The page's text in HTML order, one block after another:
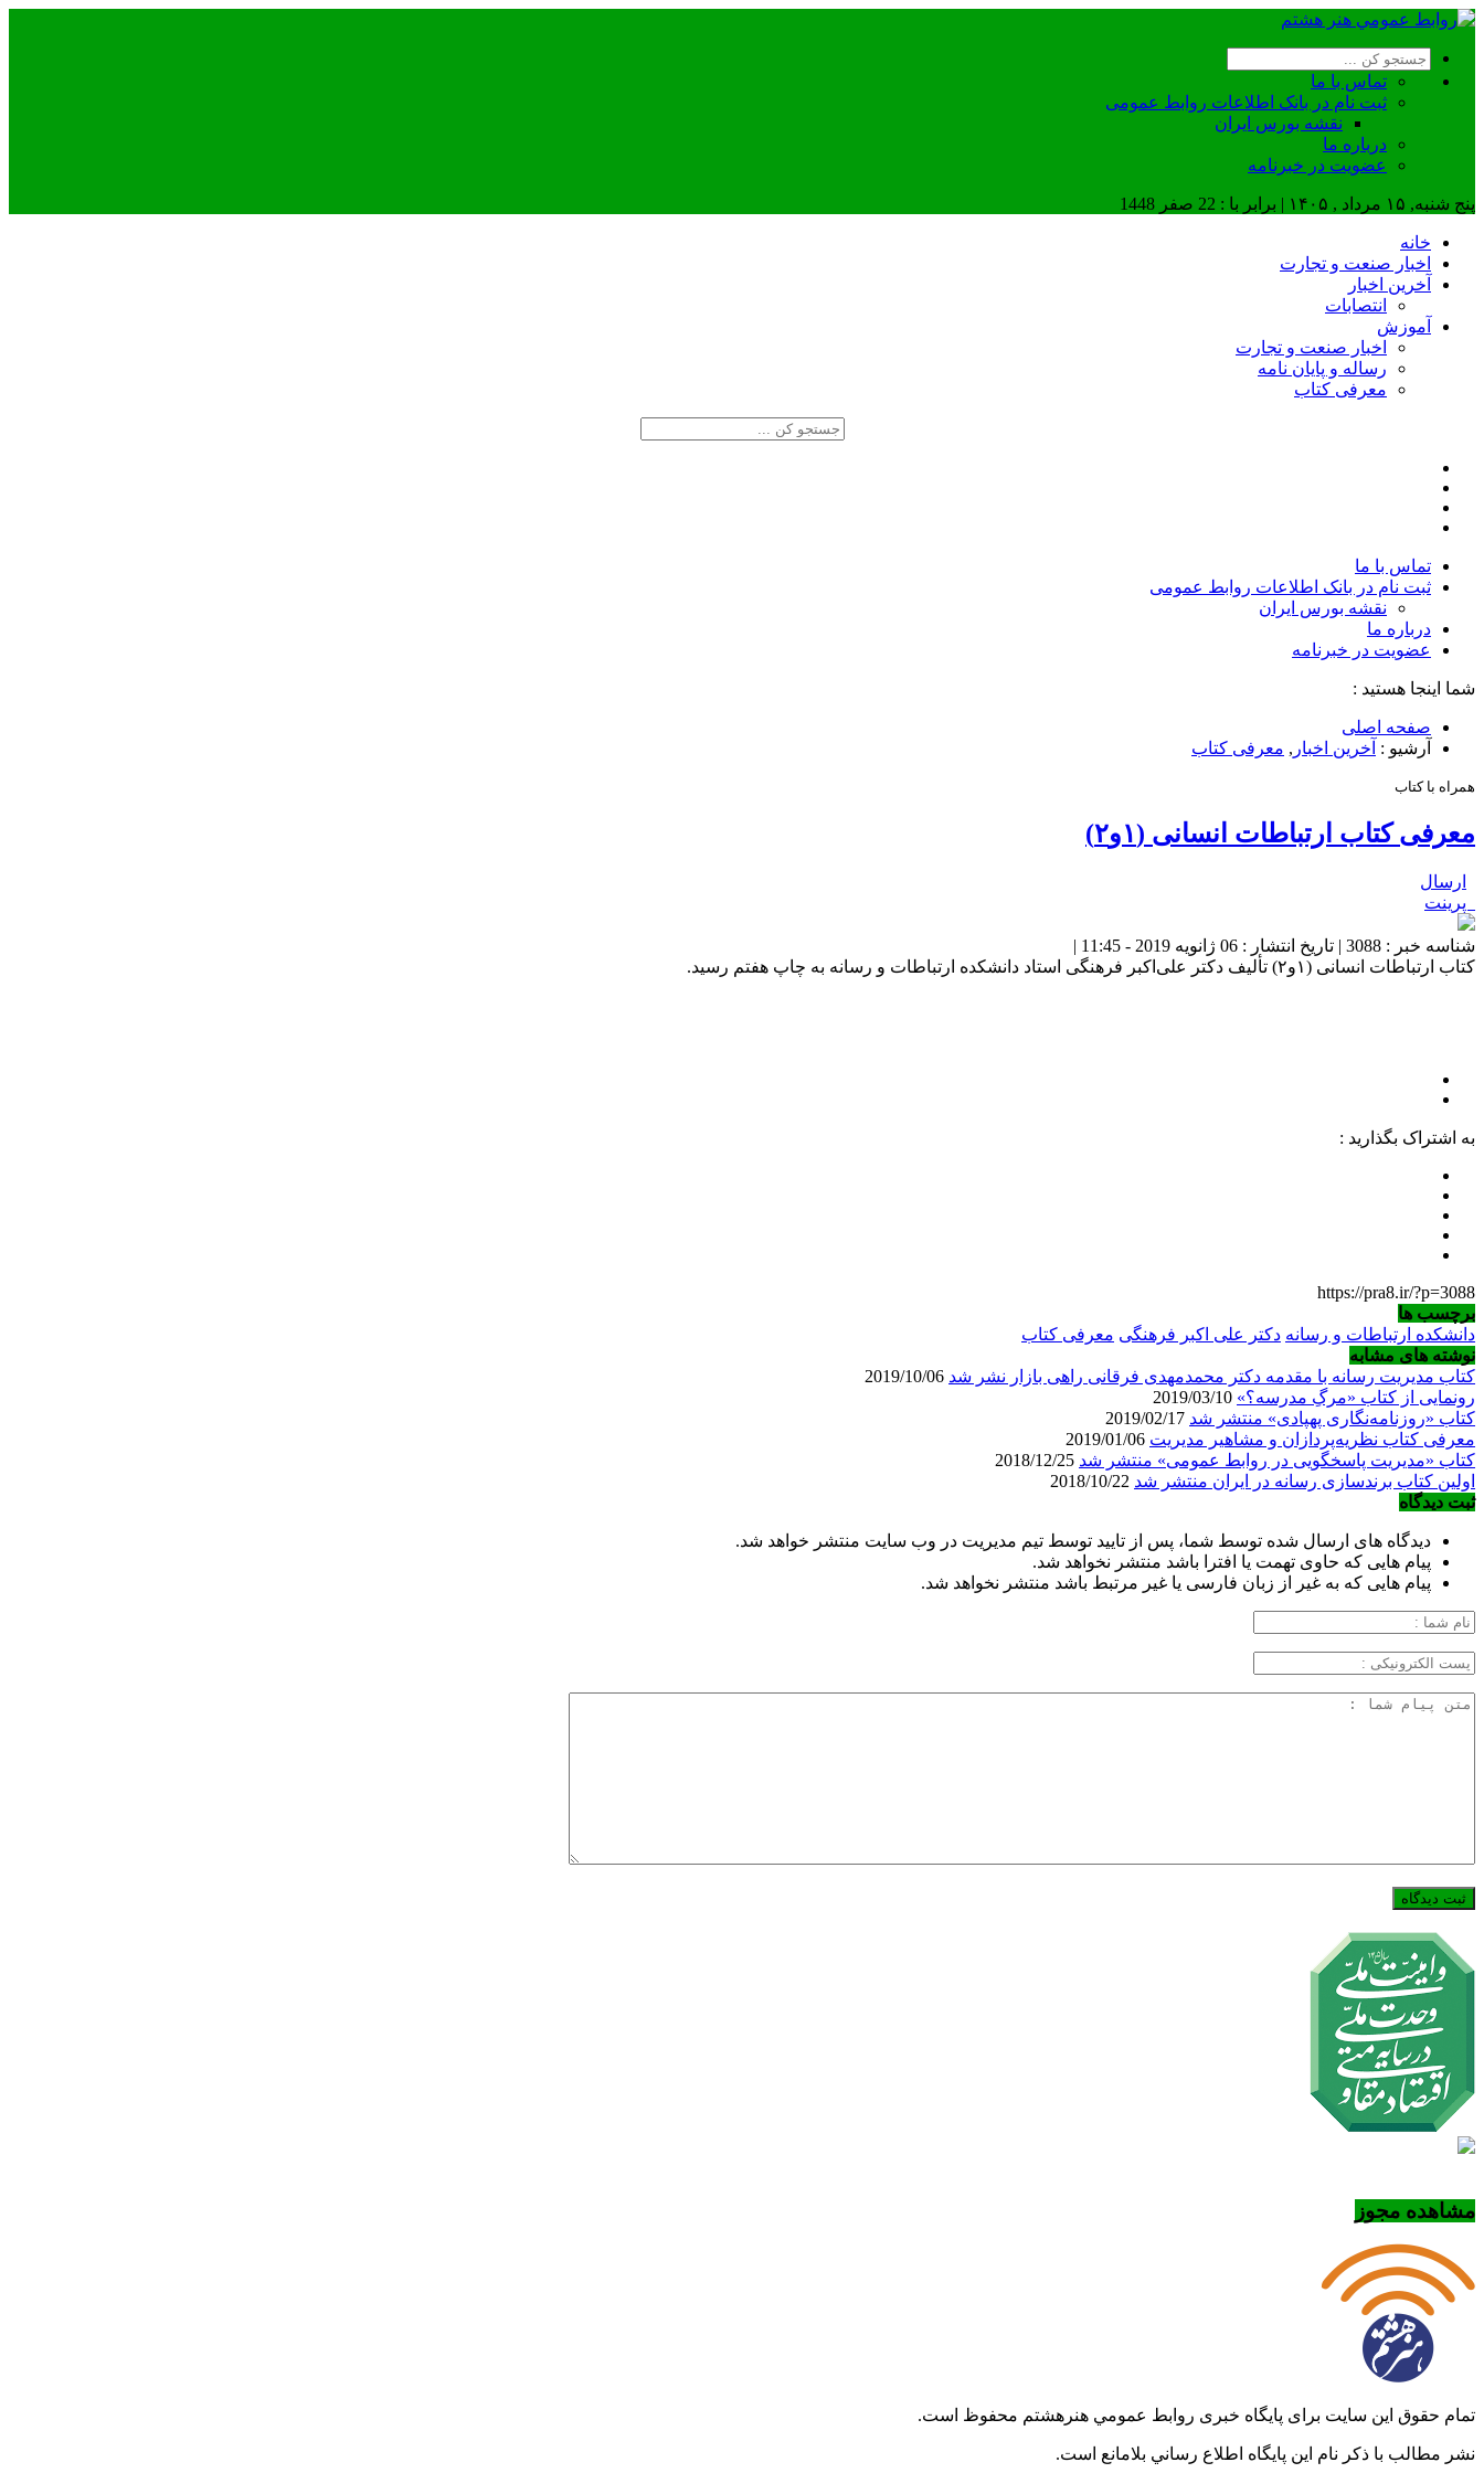
تماس با ما
ثبت نام در بانک اطلاعات روابط عمومی
نقشه بورس ایران
درباره ما
عضويت در خبرنامه
پنج شنبه, ۱۵ مرداد , ۱۴۰۵ | برابر با : 22 صفر 1448
خانه
اخبار صنعت و تجارت
آخرین اخبار
انتصابات
آموزش
اخبار صنعت و تجارت
رساله و پایان نامه
معرفی کتاب
تماس با ما
ثبت نام در بانک اطلاعات روابط عمومی
نقشه بورس ایران
درباره ما
عضويت در خبرنامه
شما اینجا هستید :
صفحه اصلی
آرشیو : آخرین اخبار , معرفی کتاب
همراه با کتاب
معرفی کتاب ارتباطات انسانی (۱و۲)
ارسال
پرینت
شناسه خبر : 3088 | تاریخ انتشار : 06 ژانویه 2019 - 11:45 |
کتاب ارتباطات انسانی (۱و۲) تألیف دکتر علی‌اکبر فرهنگی استاد دانشکده ارتباطات و رسانه به چاپ هفتم رسید.
به اشتراک بگذارید :
https://pra8.ir/?p=3088
برچسب ها
دانشکده ارتباطات و رسانه دکتر علی اکبر فرهنگی معرفی کتاب
نوشته های مشابه
کتاب مدیریت رسانه با مقدمه دکتر محمدمهدی فرقانی راهی بازار نشر شد
رونمایی از کتاب «مرگِ مدرسه؟»
کتاب «روزنامه‌نگاری پهپادی» منتشر شد
معرفی کتاب نظریه‌پردازان و مشاهیر مدیریت
کتاب «مدیریت پاسخگویی در روابط عمومی» منتشر شد
اولین کتاب برندسازی رسانه در ایران منتشر شد
ثبت دیدگاه
دیدگاه های ارسال شده توسط شما، پس از تایید توسط تیم مدیریت در وب سایت منتشر خواهد شد.
پیام هایی که حاوی تهمت یا افترا باشد منتشر نخواهد شد.
پیام هایی که به غیر از زبان فارسی یا غیر مرتبط باشد منتشر نخواهد شد.
مشاهده مجوز
تمام حقوق این سایت برای پایگاه خبری روابط عمومي هنرهشتم محفوظ است.
نشر مطالب با ذکر نام اين پايگاه اطلاع رساني بلامانع است.